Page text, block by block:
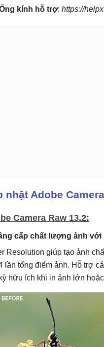
kính hỗ trợ: https://
nhật Adobe
Camera Raw 13.2:
cấp chất lượng ảnh với
Resolution giúp tạo ảnh
lần tổng điểm ảnh. Hỗ trợ
hữu ích khi in ảnh lớn